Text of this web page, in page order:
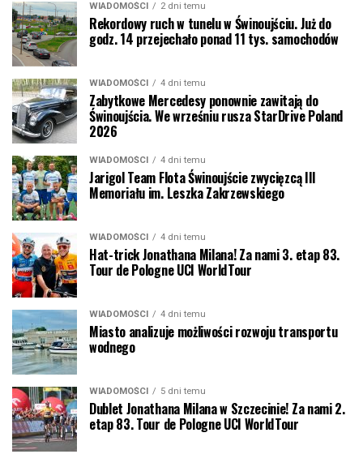
WIADOMOŚCI 2 dni temu
Rekordowy ruch w tunelu w Świnoujściu. Już do
godz. 14 przejechało ponad 11 tys. samochodów
WIADOMOŚCI 4 dni temu
Zabytkowe Mercedesy ponownie zawitają do
Świnoujścia. We wrześniu rusza StarDrive Poland
2026
WIADOMOŚCI 4 dni temu
Jarigol Team Flota Świnoujście zwycięzcą III
Memoriału im. Leszka Zakrzewskiego
WIADOMOŚCI 4 dni temu
Hat-trick Jonathana Milana! Za nami 3. etap 83.
Tour de Pologne UCI WorldTour
WIADOMOŚCI 4 dni temu
Miasto analizuje możliwości rozwoju transportu
wodnego
WIADOMOŚCI 5 dni temu
Dublet Jonathana Milana w Szczecinie! Za nami 2.
etap 83. Tour de Pologne UCI WorldTour